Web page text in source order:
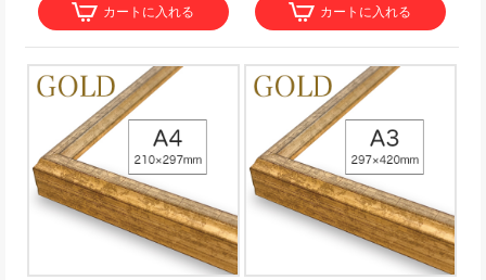
カートに入れる カートに入れる